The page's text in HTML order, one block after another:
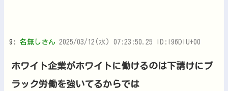
9: 名無しさん 2025/03/12(水) 07:23:50.25 ID:I96DlU+00
ホワイト企業がホワイトに働けるのは下請けにブ
ラック労働を強いてるからでは